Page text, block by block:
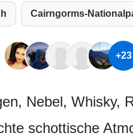
Cairngorms-
+23
Nebel, Whisky,
schottische